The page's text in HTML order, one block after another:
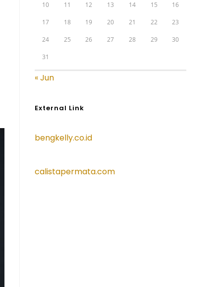
10 11 12 13 14 15 16
17 18 19 20 21 22 23
24 25 26 27 28 29 30
31
« Jun
External Link
bengkelly.co.id
calistapermata.com